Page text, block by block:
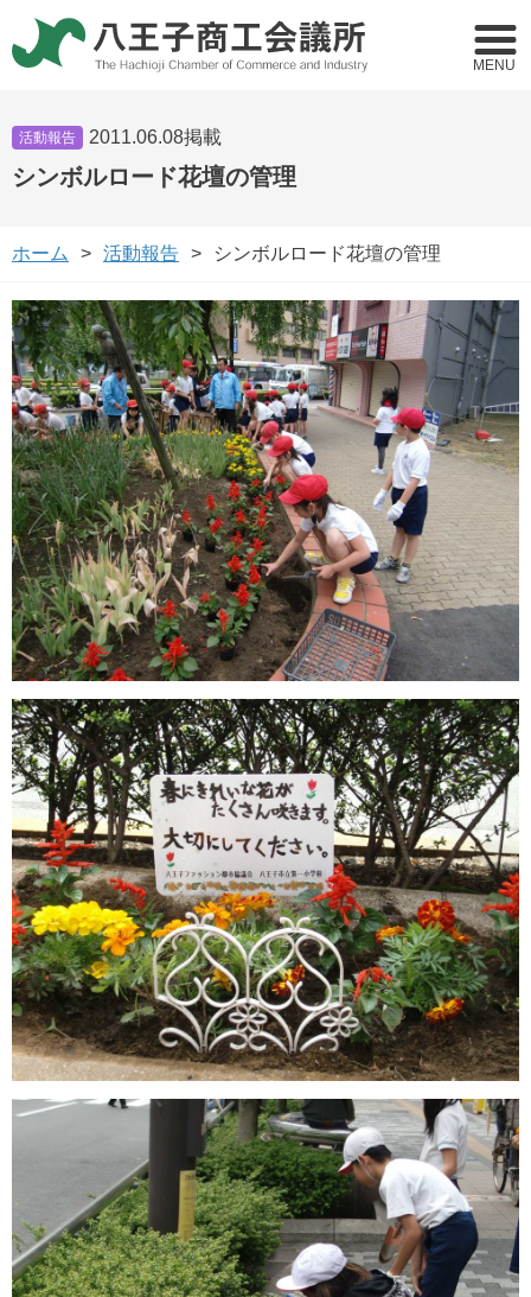
MENU
活動報告 2011.06.08掲載
シンボルロード花壇の管理
ホーム 活動報告 シンボルロード花壇の管理